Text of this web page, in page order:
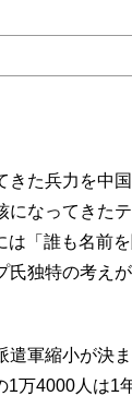
きた兵力を中
になってきたテ
は「誰も名前を
氏独特の考えが
遣軍縮小が決
1万4000人は1